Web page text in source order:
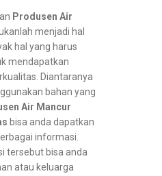
Produsen Air
menjadi hal
hal yang harus
mendapatkan
Diantaranya
bahan yang
Air Mancur
bisa anda dapatkan
informasi.
tersebut bisa anda
atau keluarga